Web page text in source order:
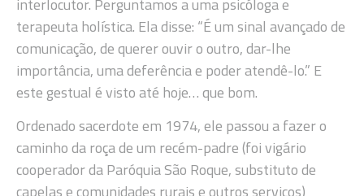
terapeuta holística. Ela disse: “É um sinal avançado de
comunicação, de querer ouvir o outro, dar-lhe
importância, uma deferência e poder atendê-lo.” E
este gestual é visto até hoje… que bom.
Ordenado sacerdote em 1974, ele passou a fazer o
caminho da roça de um recém-padre (foi vigário
cooperador da Paróquia São Roque, substituto de
capelas e comunidades rurais e outros serviços)